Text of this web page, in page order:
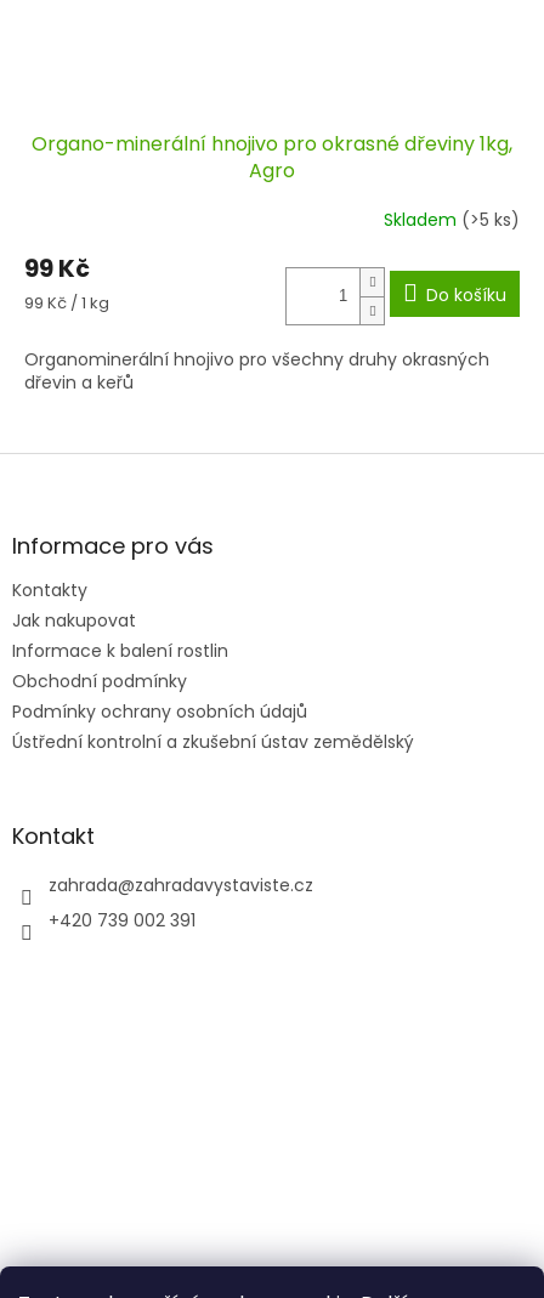
Organo-minerální hnojivo pro okrasné dřeviny 1kg,
Agro
Skladem (>5 ks)
99 Kč
Měrná
99 Kč / 1 kg Do košíku
Organominerální hnojivo pro všechny druhy okrasných
dřevin a keřů
Z
aInformace pro vás
Kontakty
Jak nakupovat
Informace k balení rostlin
Obchodní podmínky
Podmínky ochrany osobních údajů
Ústřední kontrolní a zkušební ústav zemědělský
Kontakt
zahrada@zahradavystaviste.cz
+420 739 002 391